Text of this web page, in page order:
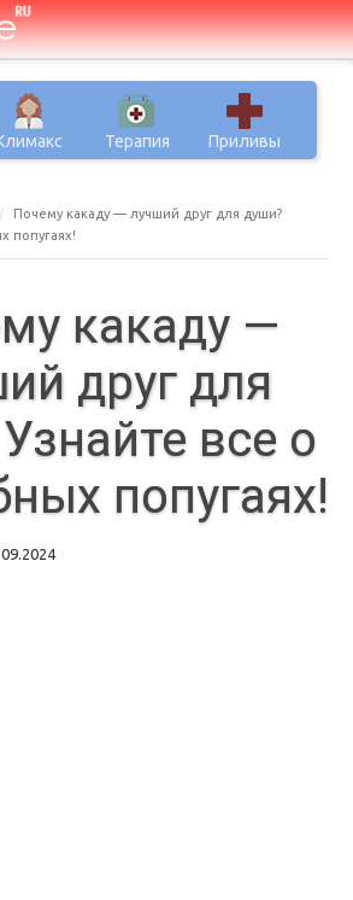
Терапия Приливы
Почему какаду — лучший друг для души?
попугаях!
какаду —
друг для
все о
попугаях!